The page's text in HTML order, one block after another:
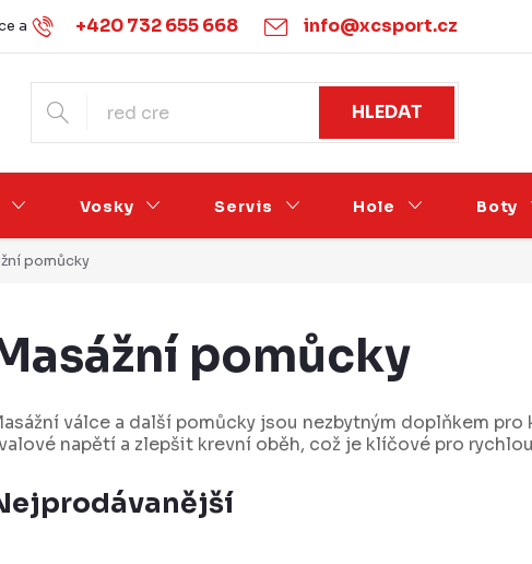
+420 732 655 668 info@xcsport.cz
a vrácení Obchodní podmínky Ochrana osobních údajů
HLEDAT
Vosky Servis Hole Boty
pomůcky
pomůcky
válce a další pomůcky jsou nezbytným doplňkem
napětí a zlepšit krevní oběh, což je klíčové pro